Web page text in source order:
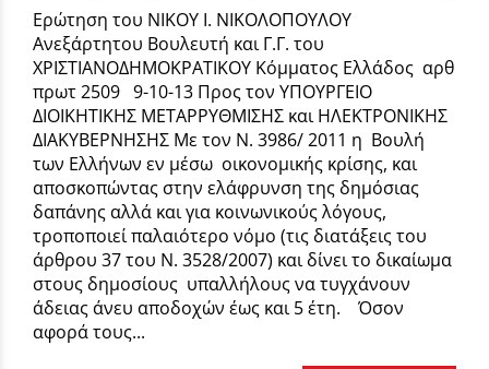
Ερώτηση του ΝΙΚΟΥ Ι. ΝΙΚΟΛΟΠΟΥΛΟΥ
Ανεξάρτητου Βουλευτή και Γ.Γ. του
ΧΡΙΣΤΙΑΝΟΔΗΜΟΚΡΑΤΙΚΟΥ Κόμματος Ελλάδος αρθ
πρωτ 2509 9-10-13 Προς τον ΥΠΟΥΡΓΕΙΟ
ΔΙΟΙΚΗΤΙΚΗΣ ΜΕΤΑΡΡΥΘΜΙΣΗΣ και ΗΛΕΚΤΡΟΝΙΚΗΣ
ΔΙΑΚΥΒΕΡΝΗΣΗΣ Με τον Ν. 3986/ 2011 η Βουλή
των Ελλήνων εν μέσω οικονομικής κρίσης, και
αποσκοπώντας στην ελάφρυνση της δημόσιας
δαπάνης αλλά και για κοινωνικούς λόγους,
τροποποιεί παλαιότερο νόμο (τις διατάξεις του
άρθρου 37 του Ν. 3528/2007) και δίνει το δικαίωμα
στους δημοσίους υπαλλήλους να τυγχάνουν
άδειας άνευ αποδοχών έως και 5 έτη. Όσον
αφορά τους...